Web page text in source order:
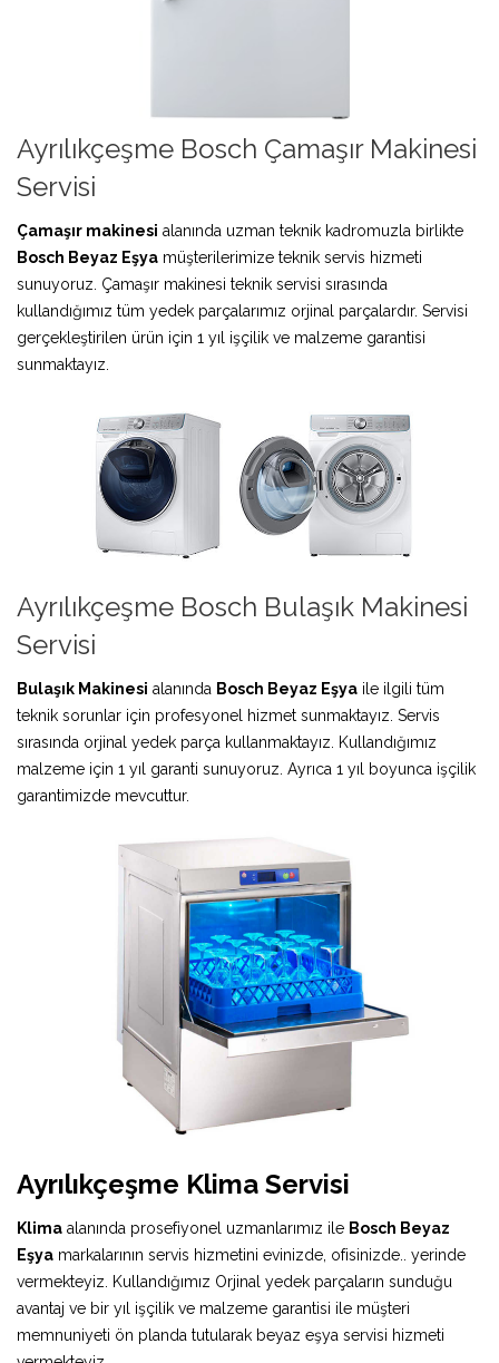
Ayrılıkçeşme Bosch Çamaşır Makinesi
Servisi
Çamaşır makinesi alanında uzman teknik kadromuzla birlikte
Bosch Beyaz Eşya müşterilerimize teknik servis hizmeti
sunuyoruz. Çamaşır makinesi teknik servisi sırasında
kullandığımız tüm yedek parçalarımız orjinal parçalardır. Servisi
gerçekleştirilen ürün için 1 yıl işçilik ve malzeme garantisi
sunmaktayız.
Ayrılıkçeşme Bosch Bulaşık Makinesi
Servisi
Bulaşık Makinesi alanında Bosch Beyaz Eşya ile ilgili tüm
teknik sorunlar için profesyonel hizmet sunmaktayız. Servis
sırasında orjinal yedek parça kullanmaktayız. Kullandığımız
malzeme için 1 yıl garanti sunuyoruz. Ayrıca 1 yıl boyunca işçilik
garantimizde mevcuttur.
Ayrılıkçeşme Klima Servisi
Klima alanında prosefiyonel uzmanlarımız ile Bosch Beyaz
Eşya markalarının servis hizmetini evinizde, ofisinizde.. yerinde
vermekteyiz. Kullandığımız Orjinal yedek parçaların sunduğu
avantaj ve bir yıl işçilik ve malzeme garantisi ile müşteri
memnuniyeti ön planda tutularak beyaz eşya servisi hizmeti